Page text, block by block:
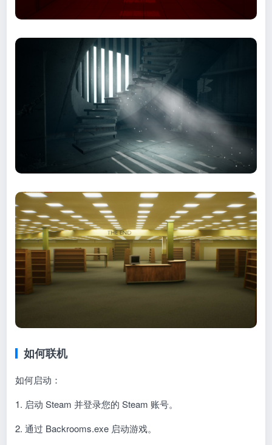
如何联机
如何启动：
1. 启动 Steam 并登录您的 Steam 账号。
2. 通过 Backrooms.exe 启动游戏。